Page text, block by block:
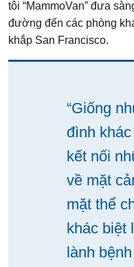
tôi “MammoVan” đưa
đường đến các phòng
khắp San Francisco.
“Giống
đình
kết nối
về mặt
mặt thể
khác biệt
lành